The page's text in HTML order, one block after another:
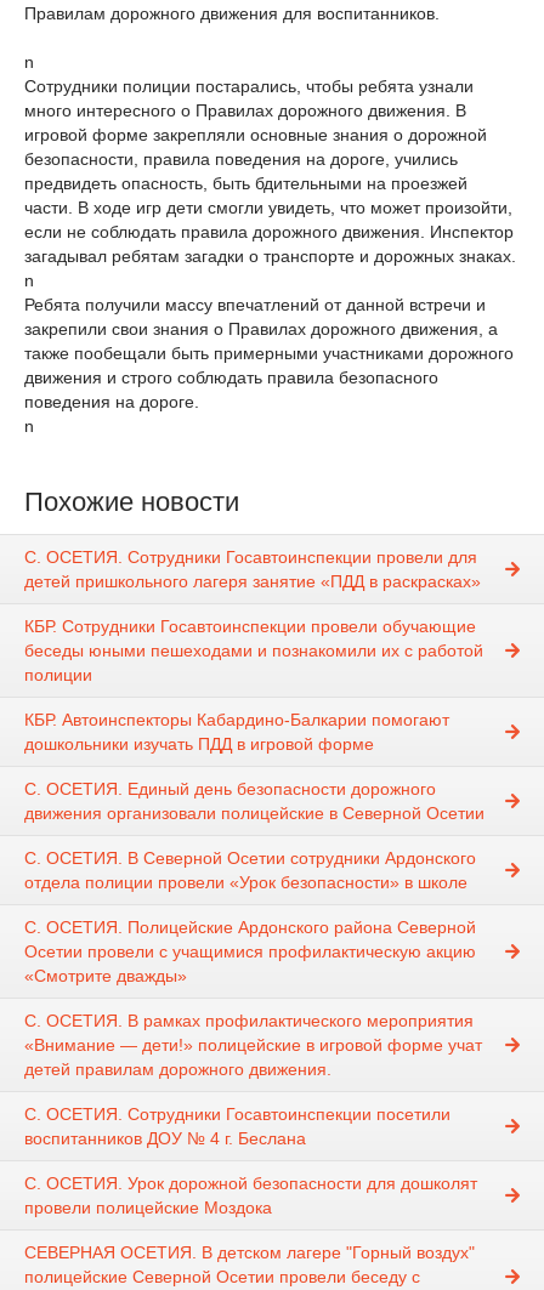
Правилам дорожного движения для воспитанников.
n
Сотрудники полиции постарались, чтобы ребята узнали
много интересного о Правилах дорожного движения. В
игровой форме закрепляли основные знания о дорожной
безопасности, правила поведения на дороге, учились
предвидеть опасность, быть бдительными на проезжей
части. В ходе игр дети смогли увидеть, что может произойти,
если не соблюдать правила дорожного движения. Инспектор
загадывал ребятам загадки о транспорте и дорожных знаках.
n
Ребята получили массу впечатлений от данной встречи и
закрепили свои знания о Правилах дорожного движения, а
также пообещали быть примерными участниками дорожного
движения и строго соблюдать правила безопасного
поведения на дороге.
n
Похожие новости
С. ОСЕТИЯ. Сотрудники Госавтоинспекции провели для
детей пришкольного лагеря занятие «ПДД в раскрасках»
КБР. Сотрудники Госавтоинспекции провели обучающие
беседы юными пешеходами и познакомили их с работой
полиции
КБР. Автоинспекторы Кабардино-Балкарии помогают
дошкольники изучать ПДД в игровой форме
С. ОСЕТИЯ. Единый день безопасности дорожного
движения организовали полицейские в Северной Осетии
С. ОСЕТИЯ. В Северной Осетии сотрудники Ардонского
отдела полиции провели «Урок безопасности» в школе
С. ОСЕТИЯ. Полицейские Ардонского района Северной
Осетии провели с учащимися профилактическую акцию
«Смотрите дважды»
С. ОСЕТИЯ. В рамках профилактического мероприятия
«Внимание — дети!» полицейские в игровой форме учат
детей правилам дорожного движения.
С. ОСЕТИЯ. Сотрудники Госавтоинспекции посетили
воспитанников ДОУ № 4 г. Беслана
С. ОСЕТИЯ. Урок дорожной безопасности для дошколят
провели полицейские Моздока
СЕВЕРНАЯ ОСЕТИЯ. В детском лагере "Горный воздух"
полицейские Северной Осетии провели беседу с